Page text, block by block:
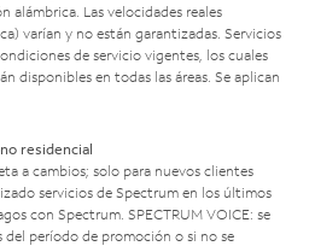
alámbrica. Las velocidades reales
varían y no están garantizadas. Servicios
de servicio vigentes, los cuales
disponibles en todas las áreas. Se aplican
residencial
a cambios; solo para nuevos clientes
servicios de Spectrum en los últimos
con Spectrum. SPECTRUM VOICE: se
del período de promoción o si no se